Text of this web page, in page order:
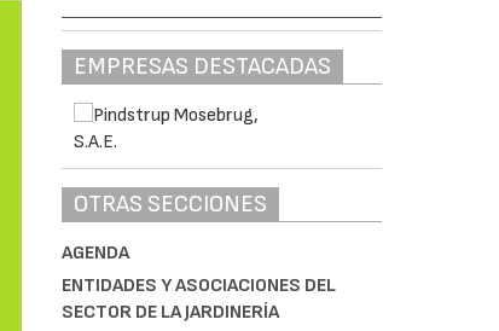
EMPRESAS DESTACADAS
OTRAS SECCIONES
AGENDA
ENTIDADES Y ASOCIACIONES DEL
SECTOR DE LA JARDINERÍA